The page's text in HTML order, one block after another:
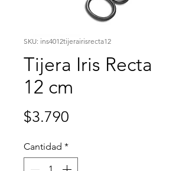
SKU: ins4012tijerairisrecta12
Tijera Iris Recta
12 cm
$3.790
Cantidad *